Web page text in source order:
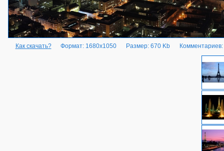
Как скачать? Формат: 1680x1050 Размер: 670 Kb Комментариев: